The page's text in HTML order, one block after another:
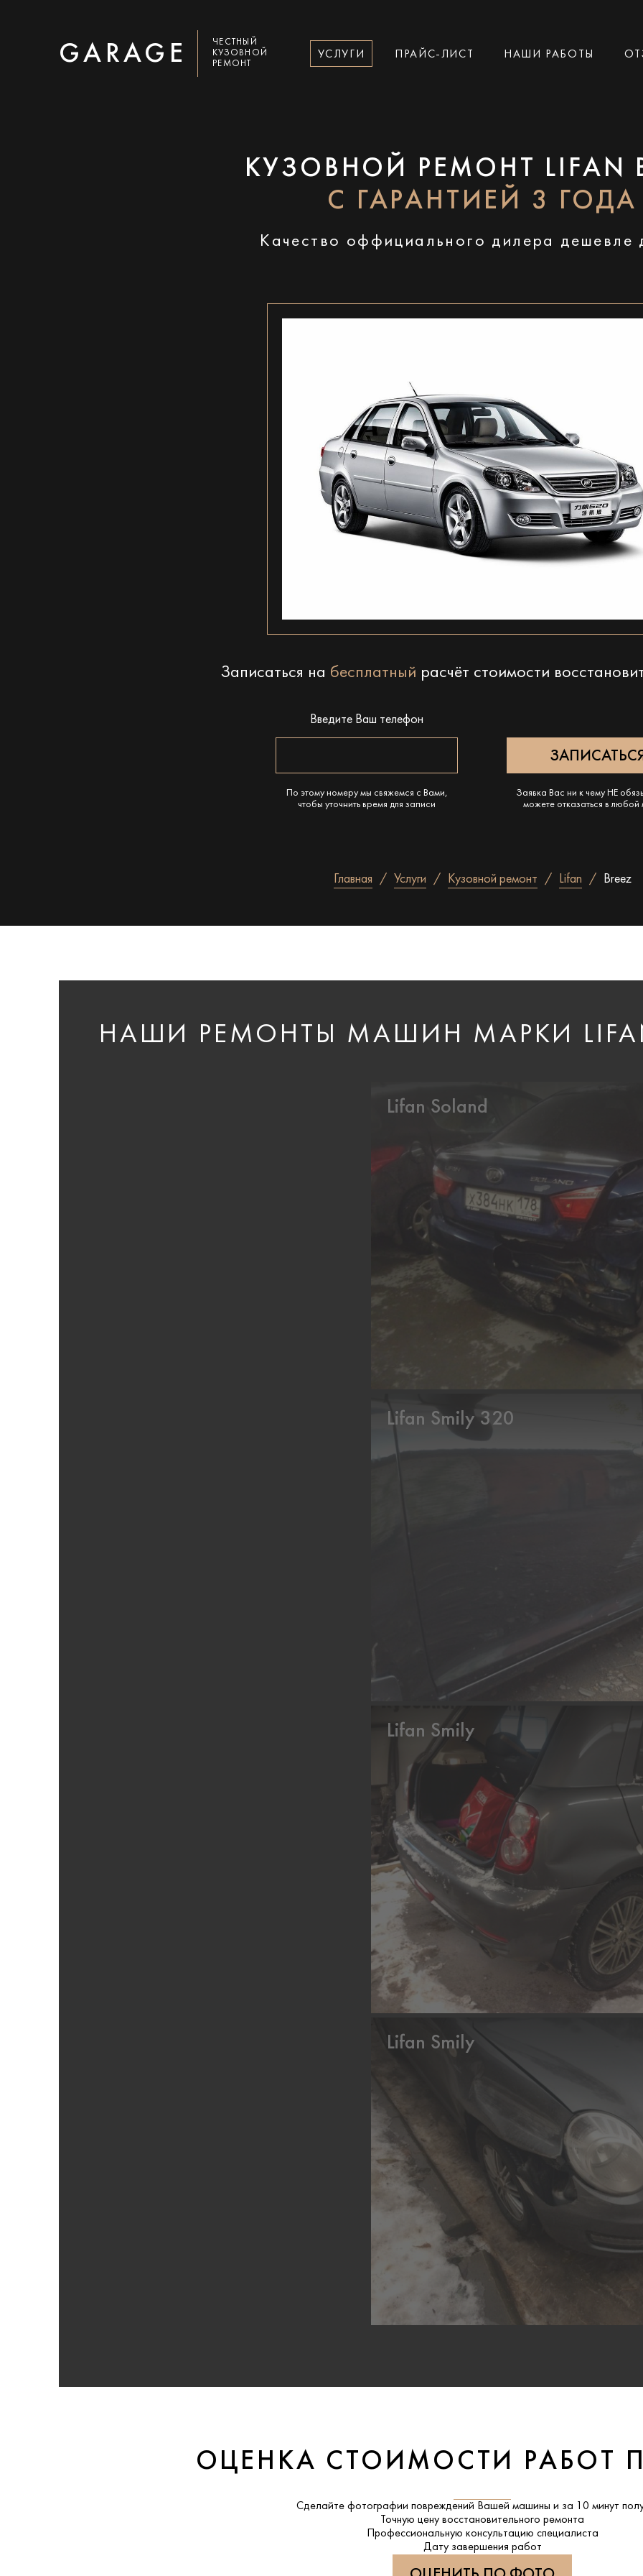
GARAGE
ЧЕСТНЫЙ
КУЗОВНОЙ
РЕМОНТ
УСЛУГИ ПРАЙС-ЛИСТ НАШИ РАБОТЫ
КУЗОВНОЙ РЕМОНТ LIFAN
С ГАРАНТИЕЙ 3 ГОДА
Качество оффициального дилера дешевле
Записаться на бесплатный расчёт стоимости
Введите Ваш телефон
По этому номеру мы свяжемся с Вами,
чтобы уточнить время для записи
Заявка Вас ни к чему НЕ
можете отказаться в любой
Главная Услуги Кузовной ремонт Lifan Breez
НАШИ РЕМОНТЫ МАШИН МАРКИ
Lifan Soland
Lifan Smily 320
Lifan Smily
Lifan Smily
ОЦЕНКА СТОИМОСТИ РАБОТ
Сделайте фотографии повреждений Вашей машины и за 10 минут
Точную цену восстановительного ремонта
Профессиональную консультацию специалиста
Дату завершения работ